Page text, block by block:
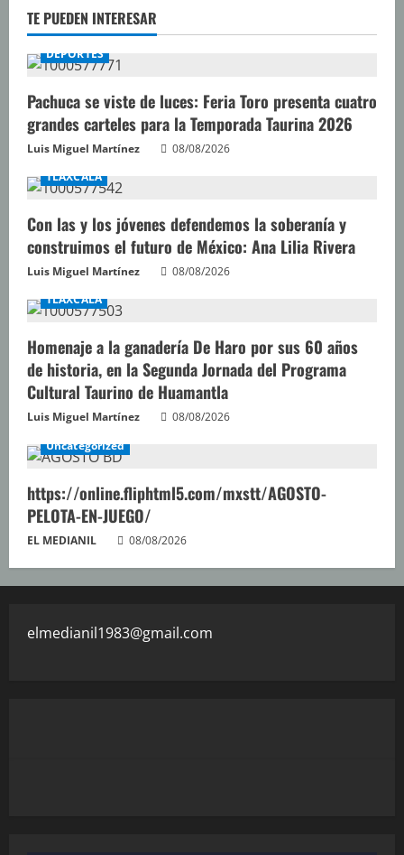
TE PUEDEN INTERESAR
DEPORTES
Pachuca se viste de luces: Feria Toro presenta cuatro
grandes carteles para la Temporada Taurina 2026
Luis Miguel Martínez
08/08/2026
TLAXCALA
Con las y los jóvenes defendemos la soberanía y
construimos el futuro de México: Ana Lilia Rivera
Luis Miguel Martínez
08/08/2026
TLAXCALA
Homenaje a la ganadería De Haro por sus 60 años
de historia, en la Segunda Jornada del Programa
Cultural Taurino de Huamantla
Luis Miguel Martínez
08/08/2026
Uncategorized
https://online.fliphtml5.com/mxstt/AGOSTO-
PELOTA-EN-JUEGO/
EL MEDIANIL 08/08/2026
elmedianil1983@gmail.com